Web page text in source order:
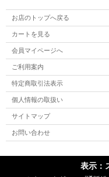
お店のトップへ戻る
カートを見る
会員マイページへ
ご利用案内
特定商取引法表示
個人情報の取扱い
サイトマップ
お問い合わせ
表示：